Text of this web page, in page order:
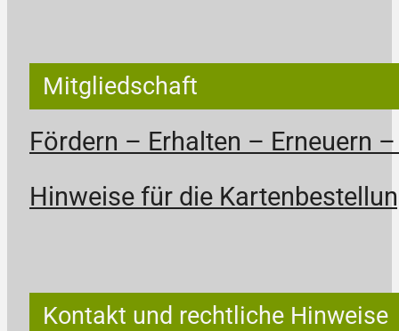
Mitgliedschaft
Fördern – Erhalten – Erneuern
Hinweise für die
Kontakt und rechtliche Hinweise